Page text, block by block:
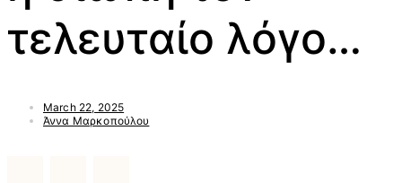
τελευταίο λόγο…
March 22, 2025
Άννα Μαρκοπούλου